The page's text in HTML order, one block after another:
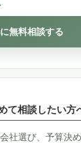
無料相談する
て相談したい方
社選び、予算決め